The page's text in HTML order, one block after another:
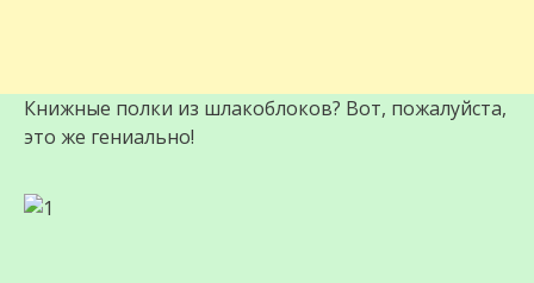
Книжные полки из шлакоблоков? Вот, пожалуйста,
это же гениально!